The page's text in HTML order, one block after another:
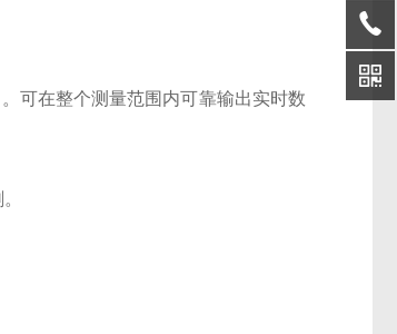
可在整个测量范围内可靠输出实时数